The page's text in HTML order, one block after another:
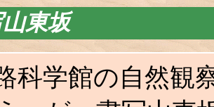
東坂
科学館の自然観